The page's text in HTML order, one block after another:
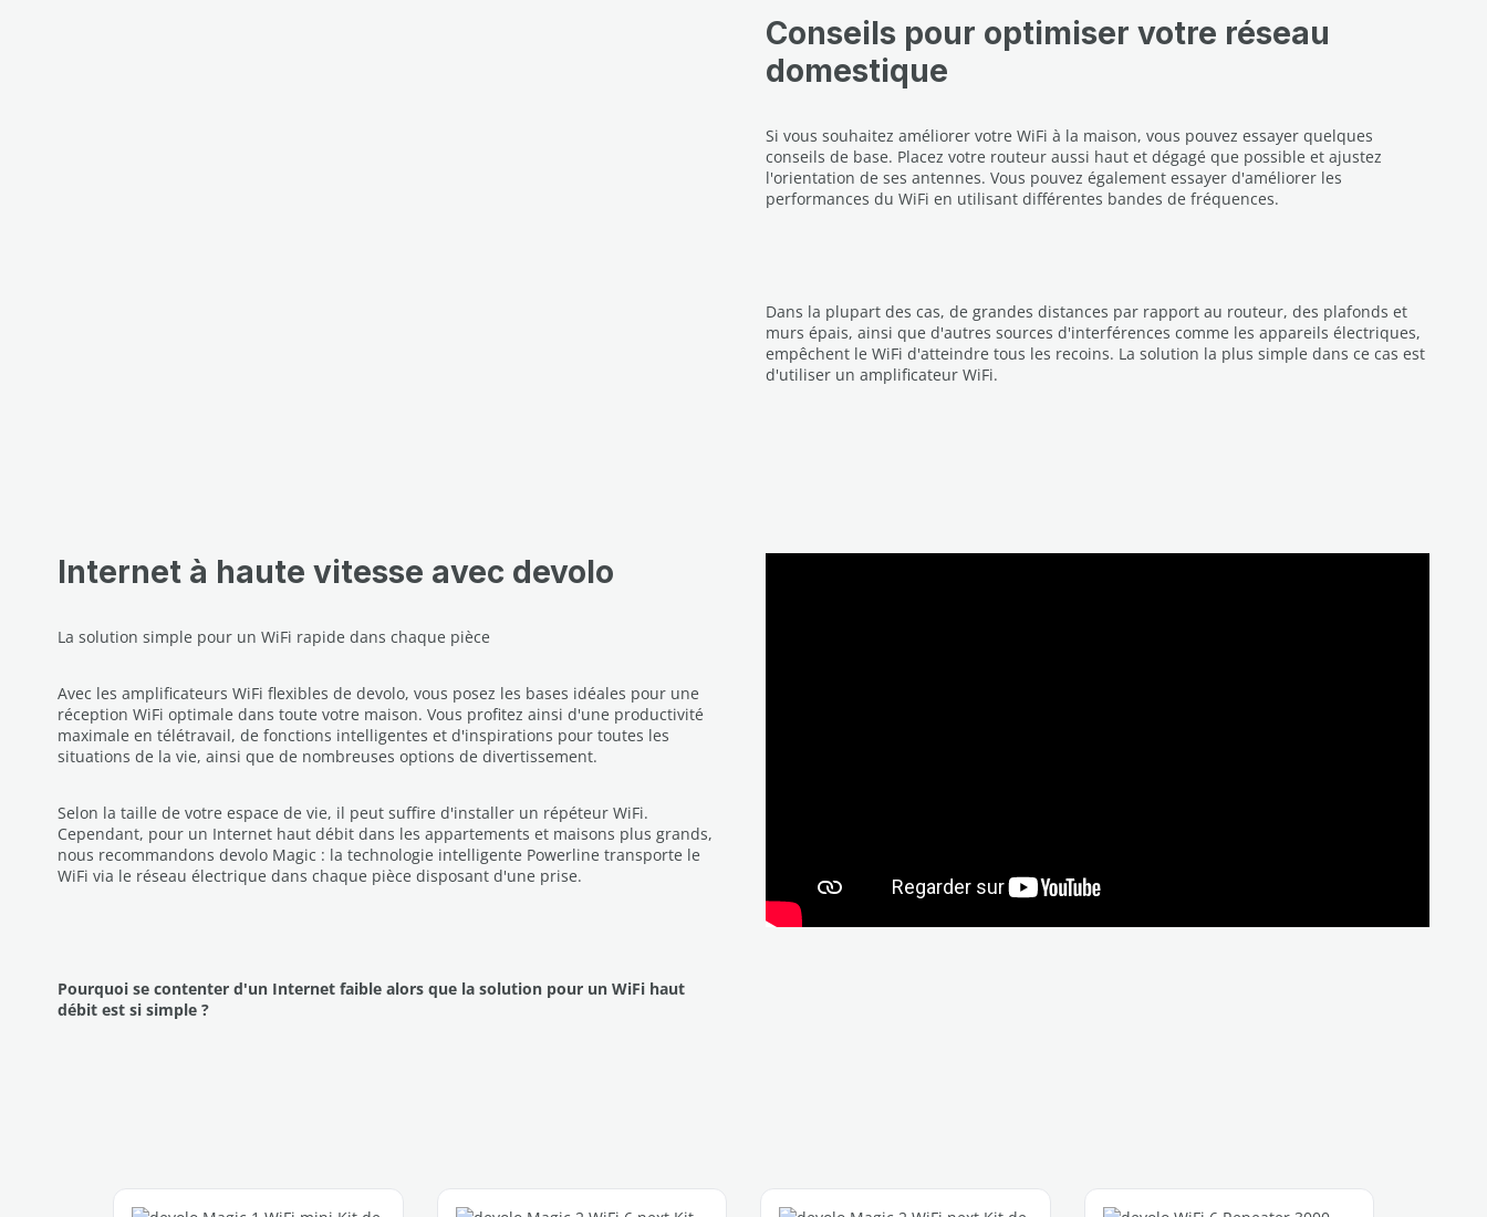
Conseils pour optimiser votre réseau
domestique
Si vous souhaitez améliorer votre WiFi à la maison, vous pouvez essayer quelques
conseils de base. Placez votre routeur aussi haut et dégagé que possible et ajustez
l'orientation de ses antennes. Vous pouvez également essayer d'améliorer les
performances du WiFi en utilisant différentes bandes de fréquences.
Dans la plupart des cas, de grandes distances par rapport au routeur, des plafonds et
murs épais, ainsi que d'autres sources d'interférences comme les appareils électriques,
empêchent le WiFi d'atteindre tous les recoins. La solution la plus simple dans ce cas est
d'utiliser un amplificateur WiFi.
Internet à haute vitesse avec devolo
La solution simple pour un WiFi rapide dans chaque pièce
Avec les amplificateurs WiFi flexibles de devolo, vous posez les bases idéales pour une
réception WiFi optimale dans toute votre maison. Vous profitez ainsi d'une productivité
maximale en télétravail, de fonctions intelligentes et d'inspirations pour toutes les
situations de la vie, ainsi que de nombreuses options de divertissement.
Selon la taille de votre espace de vie, il peut suffire d'installer un répéteur WiFi.
Cependant, pour un Internet haut débit dans les appartements et maisons plus grands,
nous recommandons devolo Magic : la technologie intelligente Powerline transporte le
WiFi via le réseau électrique dans chaque pièce disposant d'une prise.
Pourquoi se contenter d'un Internet faible alors que la solution pour un WiFi haut
débit est si simple ?
Ignorer la galerie de produits